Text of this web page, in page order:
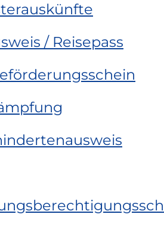
/ Reisepass